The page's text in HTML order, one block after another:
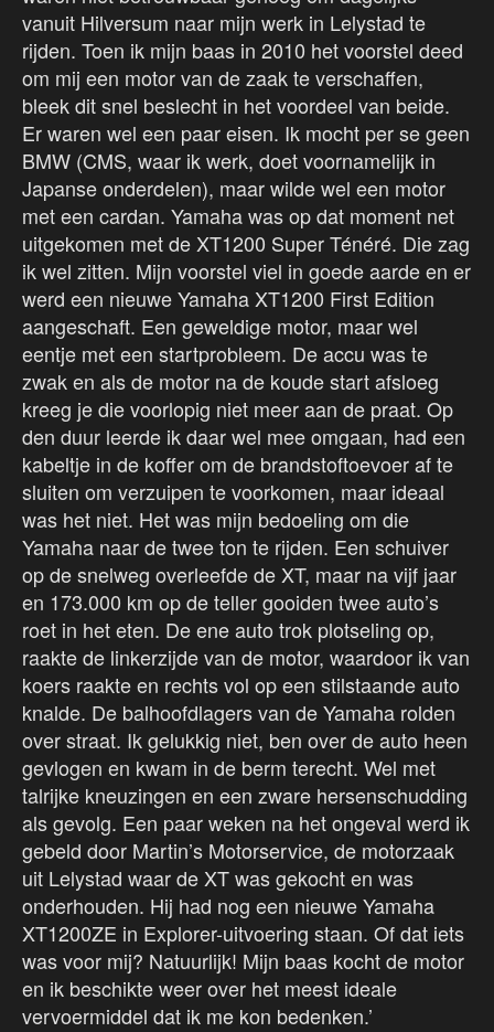
vanuit Hilversum naar mijn werk in Lelystad te
rijden. Toen ik mijn baas in 2010 het voorstel deed
om mij een motor van de zaak te verschaffen,
bleek dit snel beslecht in het voordeel van beide.
Er waren wel een paar eisen. Ik mocht per se geen
BMW (CMS, waar ik werk, doet voornamelijk in
Japanse onderdelen), maar wilde wel een motor
met een cardan. Yamaha was op dat moment net
uitgekomen met de XT1200 Super Ténéré. Die zag
ik wel zitten. Mijn voorstel viel in goede aarde en er
werd een nieuwe Yamaha XT1200 First Edition
aangeschaft. Een geweldige motor, maar wel
eentje met een startprobleem. De accu was te
zwak en als de motor na de koude start afsloeg
kreeg je die voorlopig niet meer aan de praat. Op
den duur leerde ik daar wel mee omgaan, had een
kabeltje in de koffer om de brandstoftoevoer af te
sluiten om verzuipen te voorkomen, maar ideaal
was het niet. Het was mijn bedoeling om die
Yamaha naar de twee ton te rijden. Een schuiver
op de snelweg overleefde de XT, maar na vijf jaar
en 173.000 km op de teller gooiden twee auto’s
roet in het eten. De ene auto trok plotseling op,
raakte de linkerzijde van de motor, waardoor ik van
koers raakte en rechts vol op een stilstaande auto
knalde. De balhoofdlagers van de Yamaha rolden
over straat. Ik gelukkig niet, ben over de auto heen
gevlogen en kwam in de berm terecht. Wel met
talrijke kneuzingen en een zware hersenschudding
als gevolg. Een paar weken na het ongeval werd ik
gebeld door Martin’s Motorservice, de motorzaak
uit Lelystad waar de XT was gekocht en was
onderhouden. Hij had nog een nieuwe Yamaha
XT1200ZE in Explorer-uitvoering staan. Of dat iets
was voor mij? Natuurlijk! Mijn baas kocht de motor
en ik beschikte weer over het meest ideale
vervoermiddel dat ik me kon bedenken.’